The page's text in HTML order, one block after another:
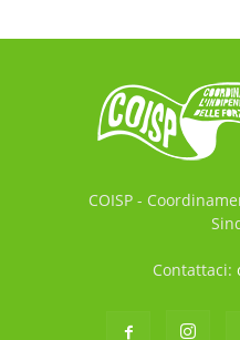
COISP -
Contattaci: